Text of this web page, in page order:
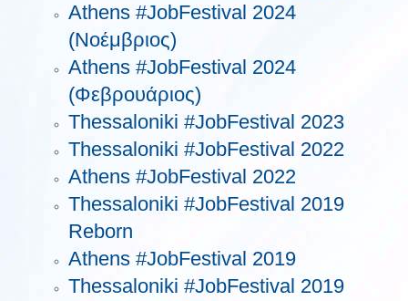
Athens #JobFestival 2024
(Νοέμβριος)
Athens #JobFestival 2024
(Φεβρουάριος)
Thessaloniki #JobFestival 2023
Thessaloniki #JobFestival 2022
Athens #JobFestival 2022
Thessaloniki #JobFestival 2019
Reborn
Athens #JobFestival 2019
Thessaloniki #JobFestival 2019